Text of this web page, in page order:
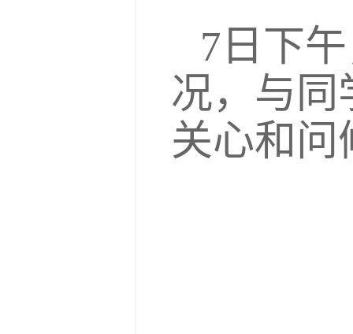
7日下
况，与同
关心和问